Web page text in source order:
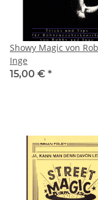
Showy Magic von
Inge
15,00 € *